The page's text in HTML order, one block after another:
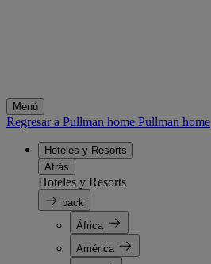
Menú
Regresar a Pullman home Pullman home
Hoteles y Resorts
Atrás
Hoteles y Resorts
back
África
América